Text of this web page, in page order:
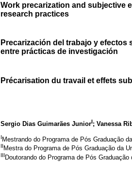
Work precarization and subjective
research practices
Precarización del trabajo y
entre prácticas de investigación
Précarisation du travail et effets
Sergio Dias Guimarães JuniorI; Vanessa
I Mestrando do Programa de Pós Graduação
II Mestra do Programa de Pós Graduação da
IIIDoutorando do Programa de Pós